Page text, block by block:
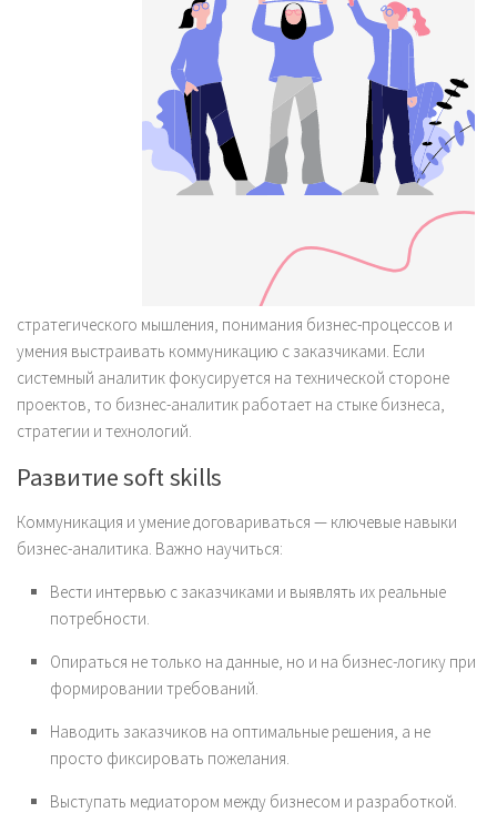
стратегического мышления, понимания бизнес-процессов и
умения выстраивать коммуникацию с заказчиками. Если
системный аналитик фокусируется на технической стороне
проектов, то бизнес-аналитик работает на стыке бизнеса,
стратегии и технологий.
Развитие soft skills
Коммуникация и умение договариваться — ключевые навыки
бизнес-аналитика. Важно научиться:
Вести интервью с заказчиками и выявлять их реальные
потребности.
Опираться не только на данные, но и на бизнес-логику при
формировании требований.
Наводить заказчиков на оптимальные решения, а не
просто фиксировать пожелания.
Выступать медиатором между бизнесом и разработкой.